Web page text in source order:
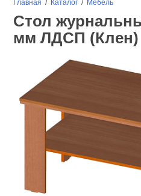
Главная / Каталог / Мебель
Стол
мм ЛДСП (Клен)